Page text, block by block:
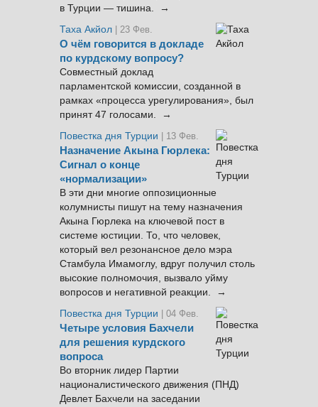
в Турции — тишина. →
Таха Акйол | 23 Фев.
О чём говорится в докладе
по курдскому вопросу?
Совместный доклад
парламентской комиссии, созданной в
рамках «процесса урегулирования», был
принят 47 голосами. →
Повестка дня Турции
| 13 Фев.
Назначение Акына Гюрлека:
Сигнал о конце
«нормализации»
В эти дни многие оппозиционные
колумнисты пишут на тему назначения
Акына Гюрлека на ключевой пост в
системе юстиции. То, что человек,
который вел резонансное дело мэра
Стамбула Имамоглу, вдруг получил столь
высокие полномочия, вызвало уйму
вопросов и негативной реакции. →
Повестка дня Турции
| 04 Фев.
Четыре условия Бахчели
для решения курдского
вопроса
Во вторник лидер Партии
националистического движения (ПНД)
Девлет Бахчели на заседании